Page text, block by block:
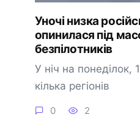
Уночі низка
опинилася під
безпілотників
У ніч на понеділок,
кілька регіонів
0 2